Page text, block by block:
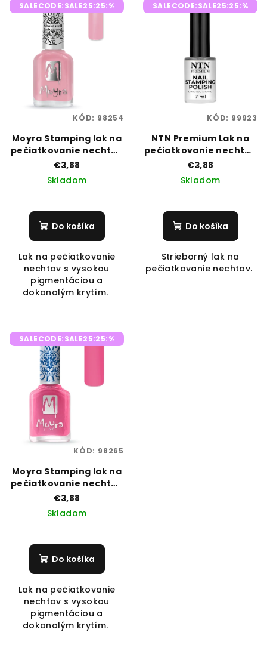
SALECODE:SALE25:25:%
Moyra Stamping lak na
pečiatkovanie nechtov
35 Easy Mauve
€3,88
Skladom
Do košíka
Lak na pečiatkovanie
nechtov s vysokou
pigmentáciou a
dokonalým krytím.
KÓD: 98254
SALECODE:SALE25:25:%
NTN Premium Lak na
pečiatkovanie nechtov
- strieborný 91
€3,88
Skladom
Do košíka
Strieborný lak na
pečiatkovanie nechtov.
KÓD: 99923
SALECODE:SALE25:25:%
Moyra Stamping lak na
pečiatkovanie nechtov
01
€3,88
Skladom
Do košíka
Lak na pečiatkovanie
nechtov s vysokou
pigmentáciou a
dokonalým krytím.
KÓD: 98265